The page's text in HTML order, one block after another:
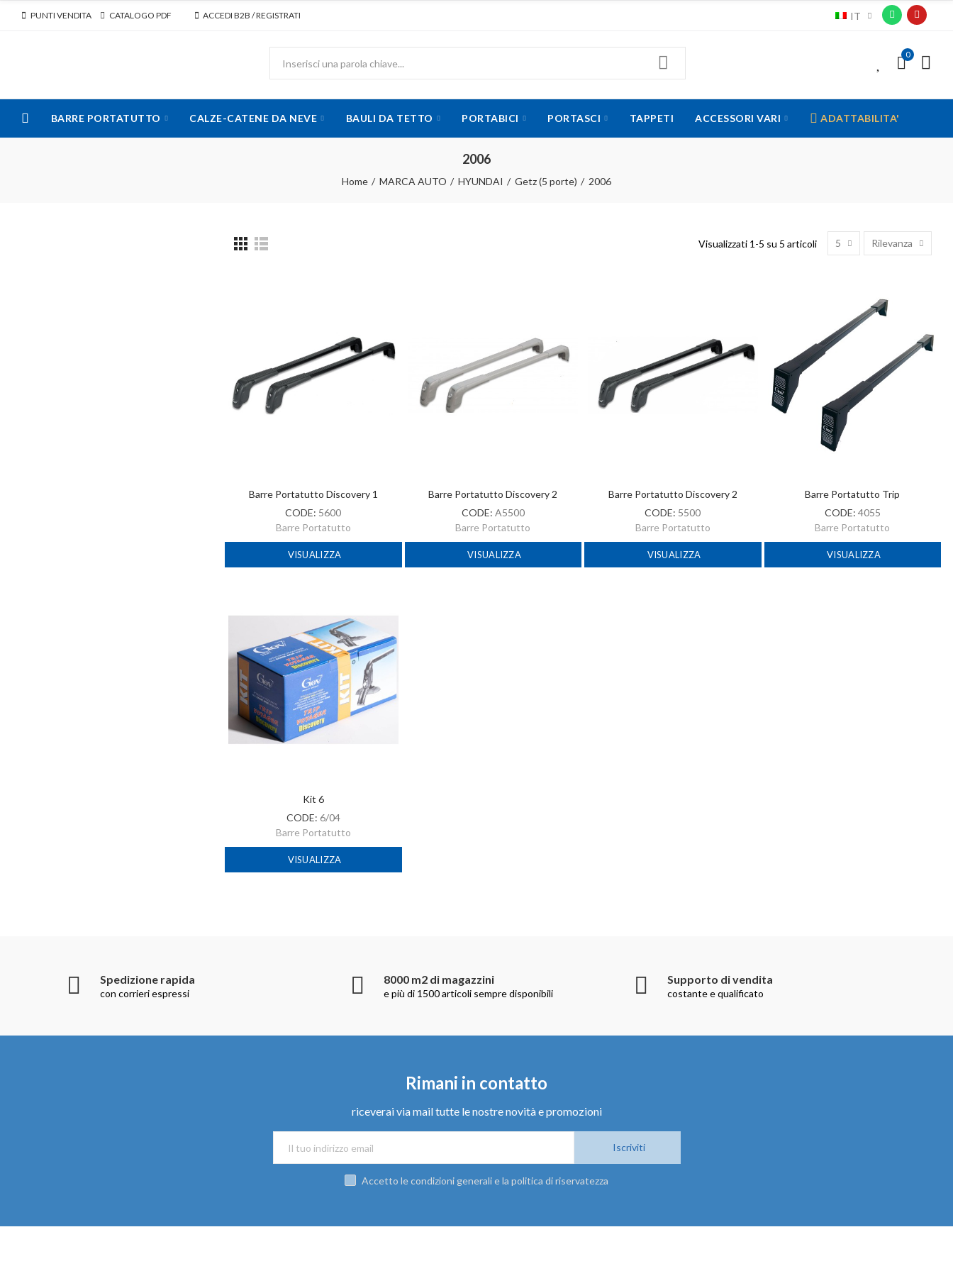
PUNTI VENDITA CATALOGO PDF ACCEDI B2B / REGISTRATI IT
0
BARRE PORTATUTTO CALZE-CATENE DA NEVE BAULI DA TETTO PORTABICI PORTASCI TAPPETI ACCESSORI VARI ADATTABILITA'
2006
Home MARCA AUTO HYUNDAI Getz (5 porte) 2006
Visualizzati 1-5 su 5 articoli 5 Rilevanza
Barre Portatutto Discovery 1
CODE: 5600
Barre Portatutto
VISUALIZZA
Barre Portatutto Discovery 2
CODE: A5500
Barre Portatutto
VISUALIZZA
Barre Portatutto Discovery 2
CODE: 5500
Barre Portatutto
VISUALIZZA
Barre Portatutto Trip
CODE: 4055
Barre Portatutto
VISUALIZZA
Kit 6
CODE: 6/04
Barre Portatutto
VISUALIZZA
Spedizione rapida
con corrieri espressi
8000 m2 di magazzini
e più di 1500 articoli sempre disponibili
Supporto di vendita
costante e qualificato
Rimani in contatto
riceverai via mail tutte le nostre novità e promozioni
Iscriviti
Accetto le condizioni generali e la politica di riservatezza